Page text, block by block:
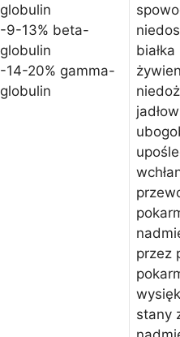
globulin
-9-13% beta-
globulin
-14-20% gamma-
globulin
przez
stany